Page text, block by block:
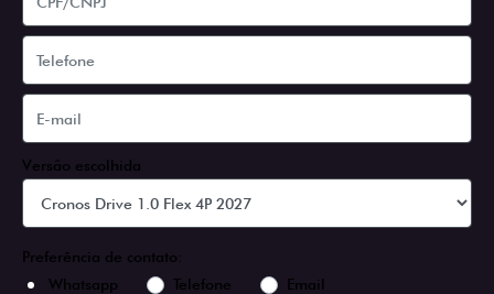
Versão escolhida
Preferência de contato:
Whatsapp
Telefone Email